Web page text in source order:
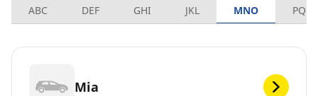
ABC DEF GHI JKL MNO PQRS
Mia